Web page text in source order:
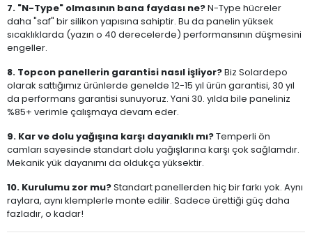
7. "N-Type" olmasının bana faydası ne?N-Type hücreler
daha "saf" bir silikon yapısına sahiptir. Bu da panelin yüksek
sıcaklıklarda (yazın o 40 derecelerde) performansının düşmesini
engeller.
8. Topcon panellerin garantisi nasıl işliyor?Biz Solardepo
olarak sattığımız ürünlerde genelde 12-15 yıl ürün garantisi, 30 yıl
da performans garantisi sunuyoruz. Yani 30. yılda bile paneliniz
%85+ verimle çalışmaya devam eder.
9. Kar ve dolu yağışına karşı dayanıklı mı?Temperli ön
camları sayesinde standart dolu yağışlarına karşı çok sağlamdır.
Mekanik yük dayanımı da oldukça yüksektir.
10. Kurulumu zor mu?Standart panellerden hiç bir farkı yok. Aynı
raylara, aynı klemplerle monte edilir. Sadece ürettiği güç daha
fazladır, o kadar!